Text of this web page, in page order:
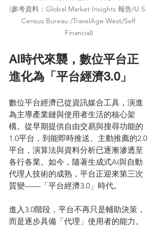
(參考資料：Global Market Insights 報告/U.S.
Census Bureau /TravelAge West/Self
Financial)
AI時代來襲，數位平台正
進化為「平台經濟3.0」
數位平台經濟已從資訊媒合工具，演進
為主導產業鏈與使用者生活的核心架
構。從早期提供自由交易與搜尋功能的
1.0平台，到能即時推送、主動推薦的2.0
平台，演算法與資料分析已逐漸滲透至
各行各業。如今，隨著生成式AI與自動
代理人技術的成熟，平台正迎來第三次
質變——「平台經濟3.0」時代。
進入3.0階段，平台不再只是輔助決策，
而是逐步具備「代理」使用者的能力。